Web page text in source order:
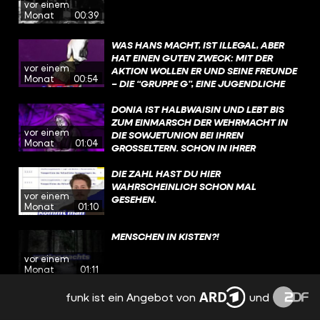
HUMOR DISTANZ SCHAFFT. UND WEIL
LACHEN HELFEN KANN, ANGST
AUSZUHALTEN. @ZUMFEINDGEMACHT​
#WAHRSO #FUNK #GESCHICHTE
vor einem
Monat
00:39
vor einem
Monat
00:54
WAS HANS MACHT, IST ILLEGAL, ABER
HAT EINEN GUTEN ZWECK: MIT DER
AKTION WOLLEN ER UND SEINE FREUNDE
– DIE “GRUPPE G”, EINE JUGENDLICHE
FRITZ HELFEN UND ANDERE LEUTE
WARNEN! ÜBRIGENS: NACH DEM KRIEG
WIRD HANS ZU EINEM WICHTIGEN
ZEITZEUGEN UND SETZT SICH
EIN. #WAHRSO #GESCHICHTE #FUNK
@ZUMFEINDGEMACHT​
vor einem
Monat
01:04
DONIA IST HALBWAISIN UND LEBT BIS
ZUM EINMARSCH DER WEHRMACHT IN
DIE SOWJETUNION BEI IHREN
GROSSELTERN. SCHON IN IHRER K
ÜDISCHES KIND OFT EINSAM UND V
ERBRINGT VIEL ZEIT ALLEIN IM WALD. D
IESE ZEIT UND DIE ERFAHRUNGEN, DIE S
FUNK
vor einem
Monat
01:10
DIE ZAHL HAST DU HIER
WAHRSCHEINLICH SCHON MAL
GESEHEN.
vor einem
Monat
01:11
MENSCHEN IN KISTEN?!
SO FAME IST LOTTE!
funk ist ein Angebot von und